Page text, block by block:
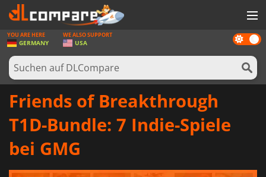
SPIELE
SPIEL KARTEN
SOFTWARE
Dark
mode
YOU ARE HERE
GERMANY
WE ALSO SUPPORT
USA
Friends of Breakthrough
T1D-Bundle: 7 Indie-Spiele
bei GMG